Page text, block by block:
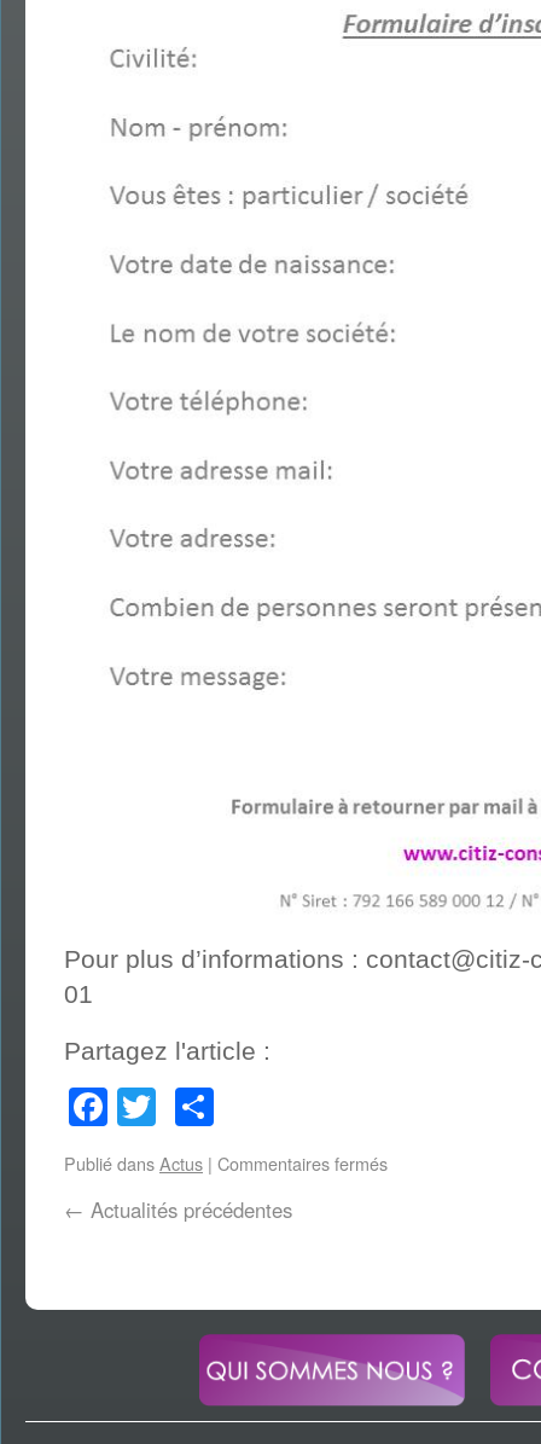
Pour plus d’informations :
01
Partagez l'article :
Facebook
Twitter
Publié dansActus | Commentaires fermés
← Actualités précédentes